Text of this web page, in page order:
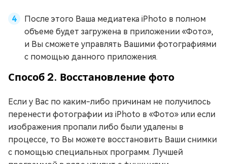
После этого Ваша медиатека iPhoto в полном
объеме будет загружена в приложении «Фото»,
и Вы сможете управлять Вашими фотографиями
с помощью данного приложения.
Способ 2. Восстановление фото
Если у Вас по каким-либо причинам не получилось
перенести фотографии из iPhoto в «Фото» или если
изображения пропали либо были удалены в
процессе, то Вы можете восстановить Ваши снимки
с помощью специальных программ. Лучшей